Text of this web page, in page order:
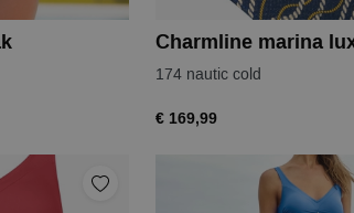
Charmline marina
174 nautic cold
€ 169,99